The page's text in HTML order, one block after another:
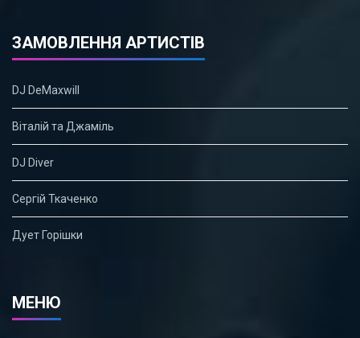
ЗАМОВЛЕННЯ АРТИСТІВ
DJ DeMaxwill
Віталій та Джаміль
DJ Diver
Сергій Ткаченко
Дует Горішки
МЕНЮ